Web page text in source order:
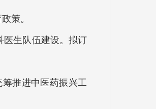
策。
生队伍建设。拟订
推进中医药振兴工